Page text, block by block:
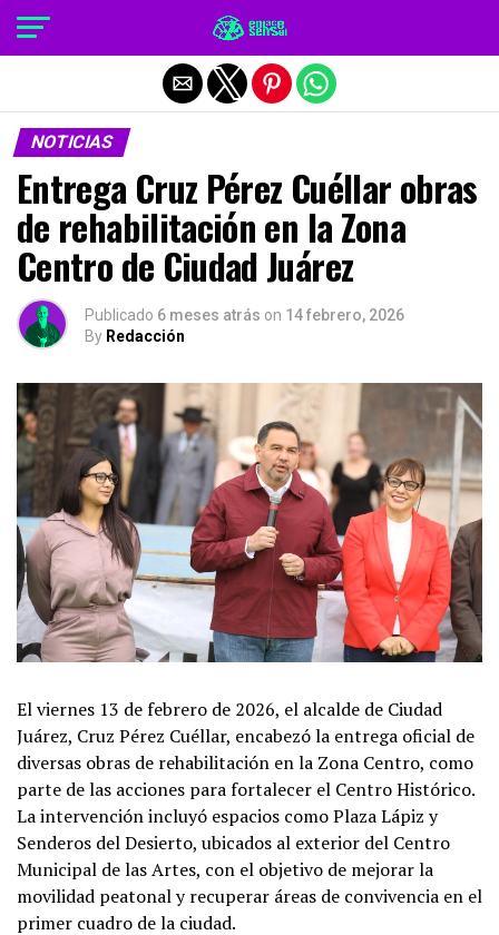
NOTICIAS
Entrega Cruz Pérez Cuéllar obras
de rehabilitación en la Zona
Centro de Ciudad Juárez
Publicado 6 meses atrás on 14 febrero, 2026
By Redacción
El viernes 13 de febrero de 2026, el alcalde de Ciudad
Juárez, Cruz Pérez Cuéllar, encabezó la entrega oficial de
diversas obras de rehabilitación en la Zona Centro, como
parte de las acciones para fortalecer el Centro Histórico.
La intervención incluyó espacios como Plaza Lápiz y
Senderos del Desierto, ubicados al exterior del Centro
Municipal de las Artes, con el objetivo de mejorar la
movilidad peatonal y recuperar áreas de convivencia en el
primer cuadro de la ciudad.
Salir de la versión móvil